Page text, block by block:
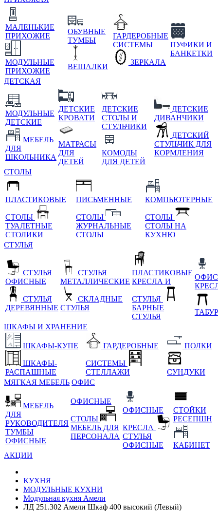
МАЛЕНЬКИЕ
ПРИХОЖИЕ
МОДУЛЬНЫЕ
ПРИХОЖИЕ
ОБУВНЫЕ
ТУМБЫ
ВЕШАЛКИ
ГАРДЕРОБНЫЕ
СИСТЕМЫ
ЗЕРКАЛА
ПУФИКИ И
БАНКЕТКИ
ДЕТСКАЯ
МОДУЛЬНЫЕ
ДЕТСКИЕ
МЕБЕЛЬ
ДЛЯ
ШКОЛЬНИКА
ДЕТСКИЕ
КРОВАТИ
МАТРАСЫ
ДЛЯ
ДЕТЕЙ
ДЕТСКИЕ
СТОЛЫ И
СТУЛЬЧИКИ
КОМОДЫ
ДЛЯ ДЕТЕЙ
ДЕТСКИЕ
ДИВАНЧИКИ
ДЕТСКИЙ
СТУЛЬЧИК ДЛЯ
КОРМЛЕНИЯ
СТОЛЫ
ПЛАСТИКОВЫЕ
СТОЛЫ
ТУАЛЕТНЫЕ
СТОЛИКИ
ПИСЬМЕННЫЕ
СТОЛЫ
ЖУРНАЛЬНЫЕ
СТОЛЫ
КОМПЬЮТЕРНЫЕ
СТОЛЫ
СТОЛЫ НА
КУХНЮ
СТУЛЬЯ
СТУЛЬЯ
ОФИСНЫЕ
СТУЛЬЯ
ДЕРЕВЯННЫЕ
СТУЛЬЯ
МЕТАЛЛИЧЕСКИЕ
СКЛАДНЫЕ
СТУЛЬЯ
ПЛАСТИКОВЫЕ
КРЕСЛА И
СТУЛЬЯ
БАРНЫЕ
СТУЛЬЯ
ШКАФЫ И ХРАНЕНИЕ
ШКАФЫ-КУПЕ
ШКАФЫ-
РАСПАШНЫЕ
ГАРДЕРОБНЫЕ
СИСТЕМЫ
СТЕЛЛАЖИ
ПОЛКИ
СУНДУКИ
МЯГКАЯ МЕБЕЛЬ ОФИС
МЕБЕЛЬ
ДЛЯ
РУКОВОДИТЕЛЯ
ТУМБЫ
ОФИСНЫЕ
ОФИСНЫЕ
СТОЛЫ
МЕБЕЛЬ ДЛЯ
ПЕРСОНАЛА
ОФИСНЫЕ
КРЕСЛА
СТУЛЬЯ
ОФИСНЫЕ
СТОЙКИ
РЕСЕПШН
КАБИНЕТ
АКЦИИ
КУХНЯ
МОДУЛЬНЫЕ КУХНИ
Модульная кухня Амели
ЛД 251.302 Амели Шкаф 400 высокий (Левый)